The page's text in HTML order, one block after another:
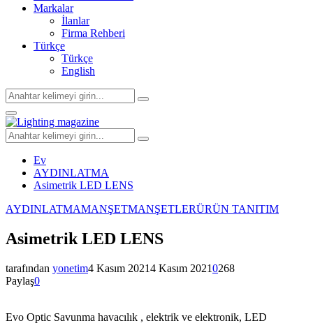
Markalar
İlanlar
Firma Rehberi
Türkçe
Türkçe
English
Arayın:
Arama
Birincil
Menü
Arayın:
Arama
Ev
AYDINLATMA
Asimetrik LED LENS
AYDINLATMAMANŞETMANŞETLERÜRÜN TANITIM
Asimetrik LED LENS
tarafından yonetim4 Kasım 20214 Kasım 20210268
Paylaş0
Evo Optic Savunma havacılık , elektrik ve elektronik, LED